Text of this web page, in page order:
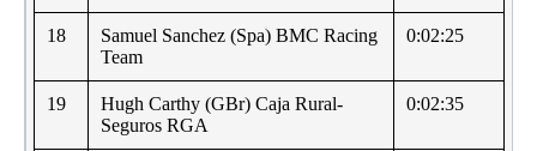
18
Samuel Sanchez (Spa) BMC Racing
Team
0:02:25
19
Hugh Carthy (GBr) Caja Rural-
Seguros RGA
0:02:35